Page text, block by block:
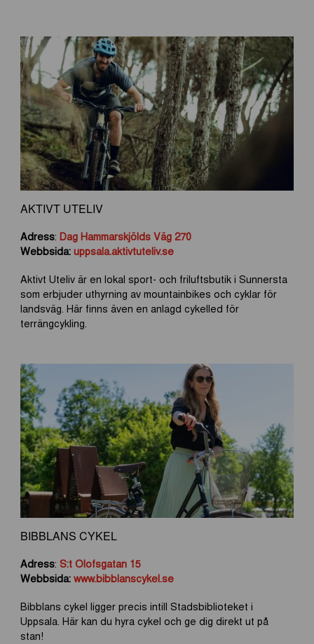
AKTIVT UTELIV
Adress: Dag Hammarskjölds Väg 270
Webbsida:uppsala.aktivtuteliv.se
Aktivt Uteliv är en lokal sport- och friluftsbutik i Sunnersta
som erbjuder uthyrning av mountainbikes och cyklar för
landsväg. Här finns även en anlagd cykelled för
terrängcykling.
BIBBLANS CYKEL
Adress: S:t Olofsgatan 15
Webbsida:www.bibblanscykel.se
Bibblans cykel ligger precis intill Stadsbiblioteket i
Uppsala. Här kan du hyra cykel och ge dig direkt ut på
stan!